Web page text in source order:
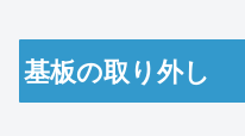
基板の取り外し